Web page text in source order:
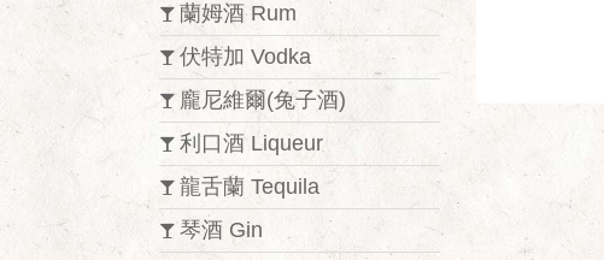
蘭姆酒 Rum
伏特加 Vodka
龐尼維爾(兔子酒)
利口酒 Liqueur
龍舌蘭 Tequila
琴酒 Gin